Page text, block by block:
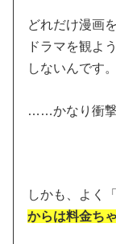
どれだけ漫画
ドラマを観よ
しないんです。
……かなり衝撃
しかも、よく
からは料金ち